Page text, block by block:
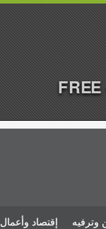
وترفيه إقتصاد وأعمال